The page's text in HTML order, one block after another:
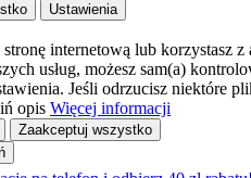
Ustawienia
internetową lub korzystasz
usług, możesz sam(a)
Jeśli odrzucisz niektóre
opis Więcej informacji
Zaakceptuj wszystko